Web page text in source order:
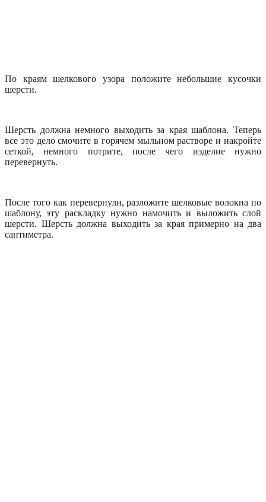
По краям шелкового узора положите небольшие кусочки
шерсти.
Шерсть должна немного выходить за края шаблона. Теперь
все это дело смочите в горячем мыльном растворе и накройте
сеткой, немного потрите, после чего изделие нужно
перевернуть.
После того как перевернули, разложите шелковые волокна по
шаблону, эту раскладку нужно намочить и выложить слой
шерсти. Шерсть должна выходить за края примерно на два
сантиметра.